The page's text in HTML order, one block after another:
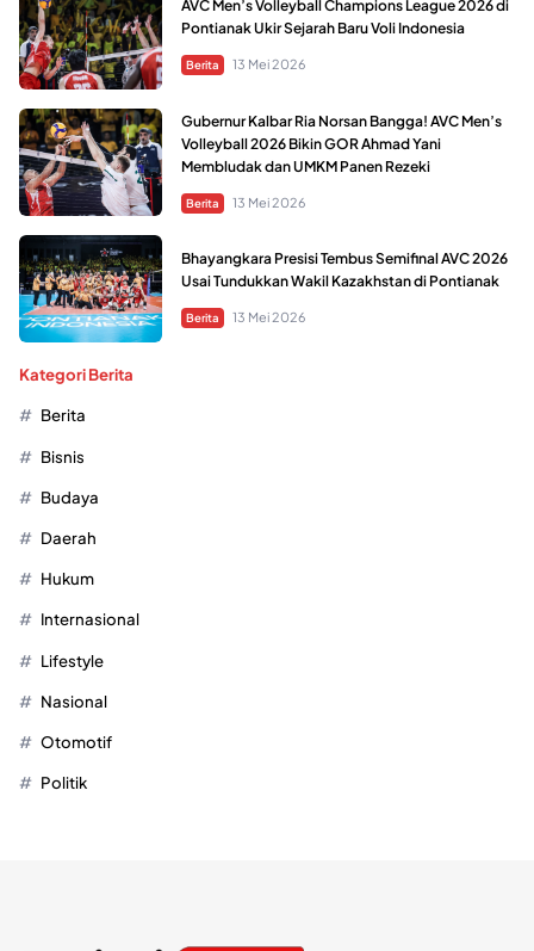
AVC Men’s Volleyball Champions League 2026 di
Pontianak Ukir Sejarah Baru Voli Indonesia
Berita 13 Mei 2026
Gubernur Kalbar Ria Norsan Bangga! AVC Men’s
Volleyball 2026 Bikin GOR Ahmad Yani
Membludak dan UMKM Panen Rezeki
Berita 13 Mei 2026
Bhayangkara Presisi Tembus Semifinal AVC 2026
Usai Tundukkan Wakil Kazakhstan di Pontianak
Berita 13 Mei 2026
Kategori Berita
Berita
Bisnis
Budaya
Daerah
Hukum
Internasional
Lifestyle
Nasional
Otomotif
Politik